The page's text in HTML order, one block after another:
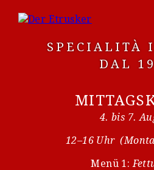
SPECIALITÀ
DAL
4. bis 7.
12–16 Uhr
Menü 1: